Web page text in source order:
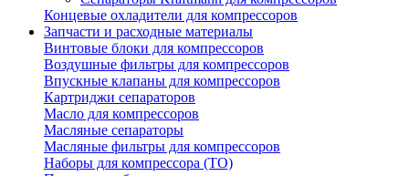
Концевые охладители для компрессоров
Запчасти и расходные материалы
Винтовые блоки для компрессоров
Воздушные фильтры для компрессоров
Впускные клапаны для компрессоров
Картриджи сепараторов
Масло для компрессоров
Масляные сепараторы
Масляные фильтры для компрессоров
Наборы для компрессора (ТО)